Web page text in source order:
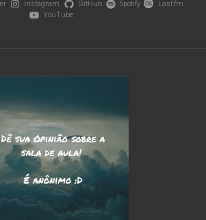
Instagram GitHub Spotify
Last.fm
YouTube